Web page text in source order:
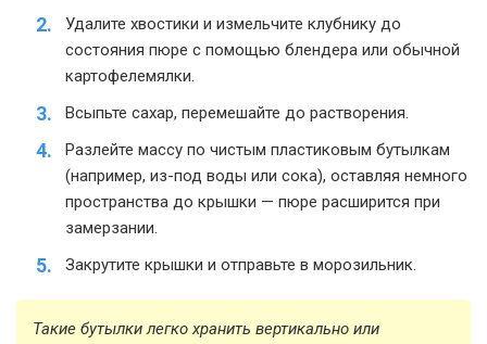
Удалите хвостики и измельчите клубнику до
состояния пюре с помощью блендера или обычной
картофелемялки.
Всыпьте сахар, перемешайте до растворения.
Разлейте массу по чистым пластиковым бутылкам
(например, из-под воды или сока), оставляя немного
пространства до крышки — пюре расширится при
замерзании.
Закрутите крышки и отправьте в морозильник.
Такие бутылки легко хранить вертикально или